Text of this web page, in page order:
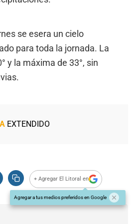
se esera un cielo
para toda la jornada. La
y la máxima de 33°, sin
EXTENDIDO
+ Agregar El Litoral en
Agregar a tus medios preferidos en Google